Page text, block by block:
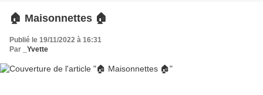
🏠 Maisonnettes 🏠
Publié le 19/11/2022 à 16:31
Par
_Yvette